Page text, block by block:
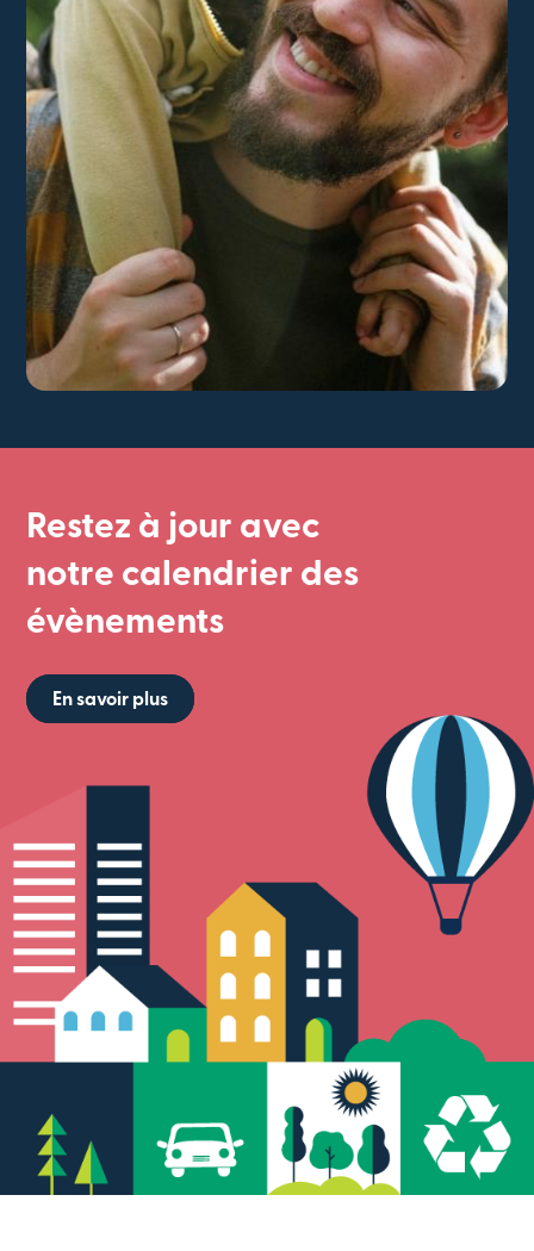
Restez à jour avec
notre calendrier des
évènements
En savoir plus